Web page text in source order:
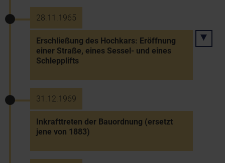
28.11.1965
Erschließung des Hochkars: Eröffnung
einer Straße, eines Sessel- und eines
Schlepplifts
31.12.1969
Inkrafttreten der Bauordnung (ersetzt
jene von 1883)